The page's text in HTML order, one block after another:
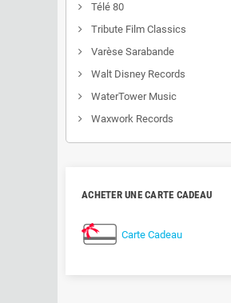
Télé 80
Tribute Film Classics
Varèse Sarabande
Walt Disney Records
WaterTower Music
Waxwork Records
ACHETER UNE CARTE CADEAU
Carte Cadeau